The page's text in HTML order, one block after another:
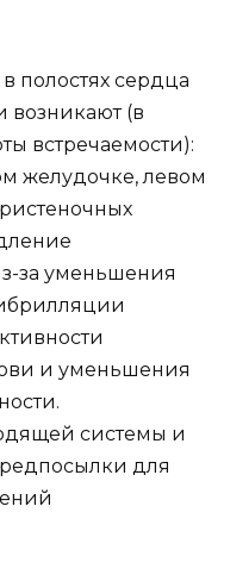
полостях сердца
возникают (в
встречаемости):
желудочке, левом
за уменьшения
и уменьшения
системы и
для